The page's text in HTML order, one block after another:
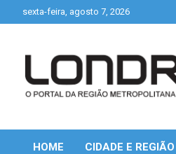
to
sexta-feira, agosto 7, 2026
Londrix
HOME CIDADE E REGIÃO